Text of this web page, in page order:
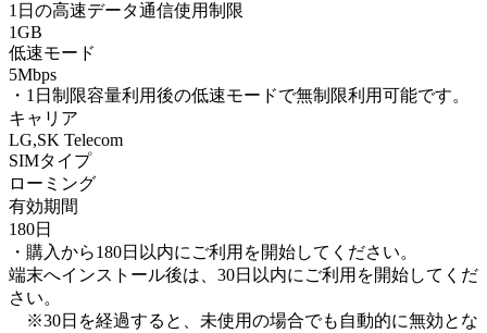
1日の高速データ通信使用制限
1GB
低速モード
5Mbps
・1日制限容量利用後の低速モードで無制限利用可能です。
キャリア
LG,SK Telecom
SIMタイプ
ローミング
有効期間
180日
・購入から180日以内にご利用を開始してください。
端末へインストール後は、30日以内にご利用を開始してくだ
さい。
※30日を経過すると、未使用の場合でも自動的に無効とな